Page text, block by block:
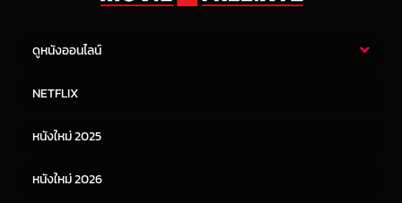
ดูหนังออนไลน์
หนังจีน
NETFLIX
หนังใหม่ 2025
หนังใหม่ 2026